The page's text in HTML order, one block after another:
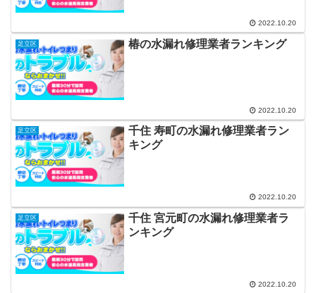
2022.10.20
足立区 椿の水漏れ修理業者ランキング
2022.10.20
足立区
千住 寿町の水漏れ修理業者ラン
キング
2022.10.20
足立区
千住 宮元町の水漏れ修理業者ラ
ンキング
2022.10.20